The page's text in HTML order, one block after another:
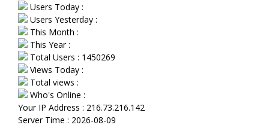
Users Today :
Users Yesterday :
This Month :
This Year :
Total Users : 1450269
Views Today :
Total views :
Who's Online :
Your IP Address : 216.73.216.142
Server Time : 2026-08-09